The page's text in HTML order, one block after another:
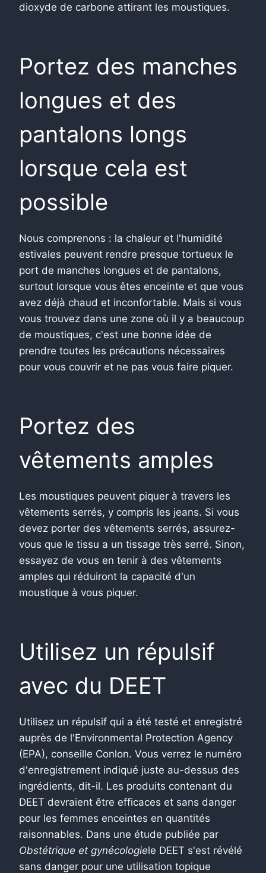
dioxyde de carbone attirant les moustiques.
Portez des manches
longues et des
pantalons longs
lorsque cela est
possible
Nous comprenons : la chaleur et l'humidité
estivales peuvent rendre presque tortueux le
port de manches longues et de pantalons,
surtout lorsque vous êtes enceinte et que vous
avez déjà chaud et inconfortable. Mais si vous
vous trouvez dans une zone où il y a beaucoup
de moustiques, c'est une bonne idée de
prendre toutes les précautions nécessaires
pour vous couvrir et ne pas vous faire piquer.
Portez des
vêtements amples
Les moustiques peuvent piquer à travers les
vêtements serrés, y compris les jeans. Si vous
devez porter des vêtements serrés, assurez-
vous que le tissu a un tissage très serré. Sinon,
essayez de vous en tenir à des vêtements
amples qui réduiront la capacité d'un
moustique à vous piquer.
Utilisez un répulsif
avec du DEET
Utilisez un répulsif qui a été testé et enregistré
auprès de l'Environmental Protection Agency
(EPA), conseille Conlon. Vous verrez le numéro
d'enregistrement indiqué juste au-dessus des
ingrédients, dit-il. Les produits contenant du
DEET devraient être efficaces et sans danger
pour les femmes enceintes en quantités
raisonnables. Dans une étude publiée par
Obstétrique et gynécologiele DEET s'est révélé
sans danger pour une utilisation topique